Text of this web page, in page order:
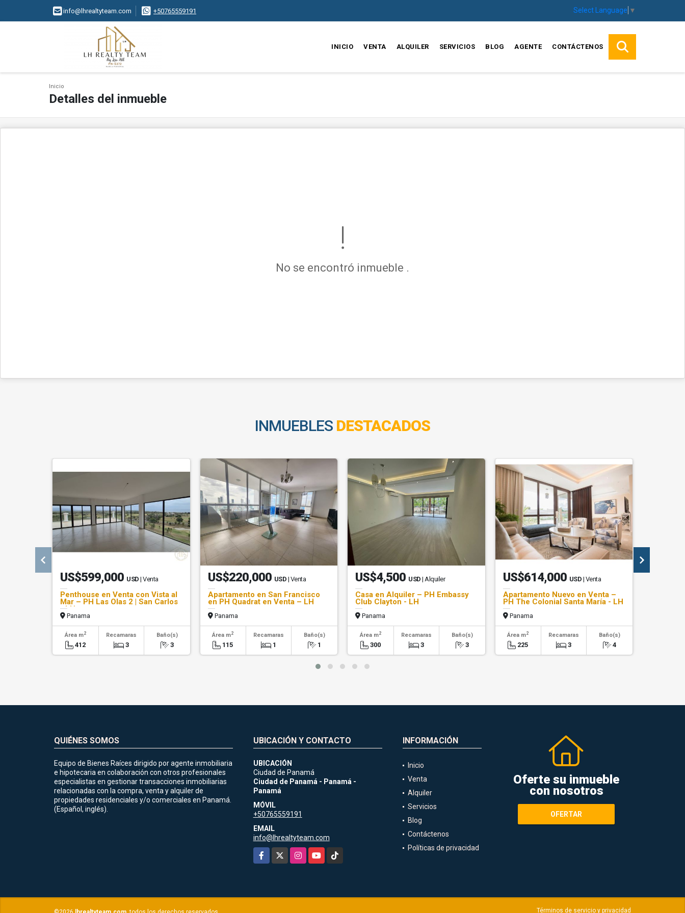
info@lhrealtyteam.com +50765559191 Select Language ▼
INICIO VENTA ALQUILER SERVICIOS BLOG AGENTE CONTÁCTENOS
Inicio
Detalles del inmueble
No se encontró inmueble .
INMUEBLES DESTACADOS
US$599,000 USD | Venta
Penthouse en Venta con Vista al
Mar – PH Las Olas 2 | San Carlos
- LH
Panama
Área m2
412
Recamaras
3
Baño(s)
3
US$220,000 USD | Venta
Apartamento en San Francisco
en PH Quadrat en Venta – LH
Panama
Área m2
115
Recamaras
1
Baño(s)
1
US$4,500 USD | Alquiler
Casa en Alquiler – PH Embassy
Club Clayton - LH
Panama
Área m2
300
Recamaras
3
Baño(s)
3
US$614,000 USD | Venta
Apartamento Nuevo en Venta –
PH The Colonial Santa María - LH
Panama
Área m2
225
Recamaras
3
Baño(s)
4
QUIÉNES SOMOS
Equipo de Bienes Raíces dirigido por agente inmobiliaria
e hipotecaria en colaboración con otros profesionales
especialistas en gestionar transacciones inmobiliarias
relacionadas con la compra, venta y alquiler de
propiedades residenciales y/o comerciales en Panamá.
(Español, inglés).
UBICACIÓN Y CONTACTO
UBICACIÓN
Ciudad de Panamá
Ciudad de Panamá - Panamá -
Panamá
MÓVIL
+50765559191
EMAIL
info@lhrealtyteam.com
Facebook
InstagramYouTubeTikTok
INFORMACIÓN
Inicio
Venta
Alquiler
Servicios
Blog
Contáctenos
Políticas de privacidad
Oferte su inmueble
con nosotros
OFERTAR
Términos de servicio y privacidad